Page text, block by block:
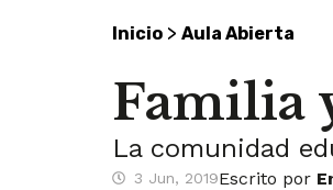
Inicio > Aula Abierta
Familia
La comunidad
3 Jun, 2019Escrito por